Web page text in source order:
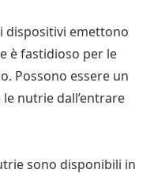
dispositivi emettono
è fastidioso per le
Possono essere un
nutrie dall’entrare
sono disponibili in